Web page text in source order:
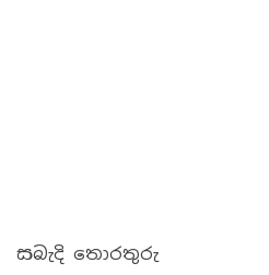
සබැදි තොරතුරු